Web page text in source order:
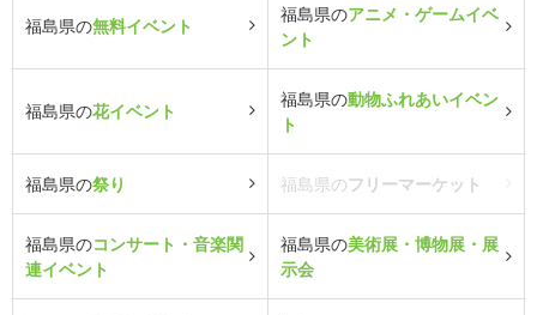
福島県の無料イベント
福島県のアニメ・ゲームイベ
ント
福島県の花イベント
福島県の動物ふれあいイベン
ト
福島県の祭り 福島県のフリーマーケット
福島県のコンサート・音楽関
連イベント
福島県の美術展・博物展・展
示会